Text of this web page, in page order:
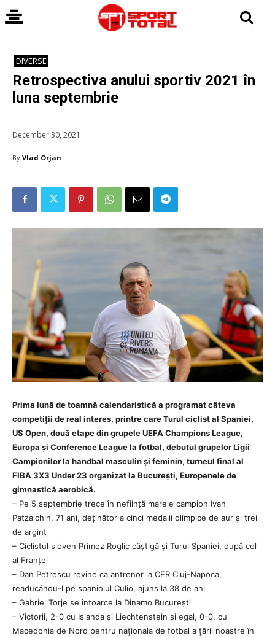
DIVERSE
Retrospectiva anului sportiv 2021 în
luna septembrie
December 30, 2021
By Vlad Orjan
Prima lună de toamnă calendaristică a programat câteva
competiții de real interes, printre care Turul ciclist al Spaniei,
US Open, două etape din grupele UEFA Champions League,
Europa și Conference League la fotbal, debutul grupelor Ligii
Campionilor la handbal masculin și feminin, turneul final al
FIBA 3X3 Under 23 organizat la București, Europenele de
gimnastică aerobică.
– Pe 5 septembrie trece în neființă marele campion Ivan
Patzaichin, 71 ani, deținător a cinci medalii olimpice de aur și trei
de argint
– Ciclistul sloven Primoz Roglic câștigă și Turul Spaniei, după cel
al Franței
– Dan Petrescu revine ca antrenor la CFR Cluj-Napoca,
readucându-l pe spaniolul Culio, ajuns la 38 de ani
– Gabriel Torje se întoarce la Dinamo București
– Victorii, 2-0 cu Islanda și Liechtenstein și egal, 0-0, cu
Macedonia de Nord pentru naționala de fotbal a țării noastre în